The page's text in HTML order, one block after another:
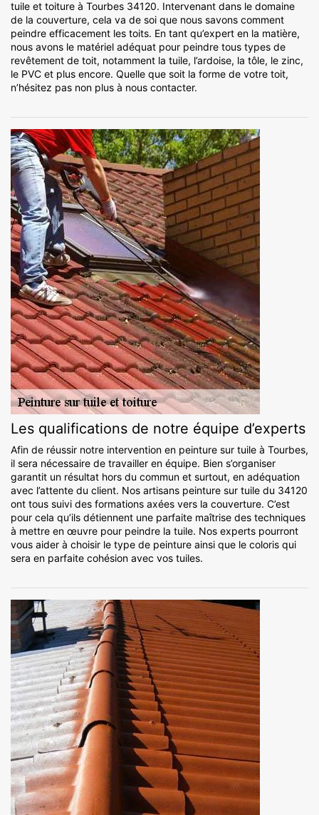
tuile et toiture à Tourbes 34120. Intervenant dans le domaine
de la couverture, cela va de soi que nous savons comment
peindre efficacement les toits. En tant qu’expert en la matière,
nous avons le matériel adéquat pour peindre tous types de
revêtement de toit, notamment la tuile, l’ardoise, la tôle, le zinc,
le PVC et plus encore. Quelle que soit la forme de votre toit,
n’hésitez pas non plus à nous contacter.
Les qualifications de notre équipe d’experts
Afin de réussir notre intervention en peinture sur tuile à Tourbes,
il sera nécessaire de travailler en équipe. Bien s’organiser
garantit un résultat hors du commun et surtout, en adéquation
avec l’attente du client. Nos artisans peinture sur tuile du 34120
ont tous suivi des formations axées vers la couverture. C’est
pour cela qu’ils détiennent une parfaite maîtrise des techniques
à mettre en œuvre pour peindre la tuile. Nos experts pourront
vous aider à choisir le type de peinture ainsi que le coloris qui
sera en parfaite cohésion avec vos tuiles.